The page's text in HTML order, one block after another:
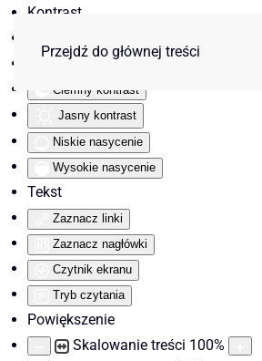
Kontrast
Ciemny kontrast
Jasny kontrast
Niskie nasycenie
Wysokie nasycenie
Tekst
Zaznacz linki
Zaznacz nagłówki
Czytnik ekranu
Tryb czytania
Powiększenie
Skalowanie treści 100%
Przejdź do głównej treści